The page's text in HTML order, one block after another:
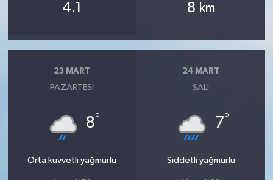
4.1 8 km
23 MART
PAZARTESI
8°
Orta kuvvetli yağmurlu
24 MART
SALI
7°
Şiddetli yağmurlu